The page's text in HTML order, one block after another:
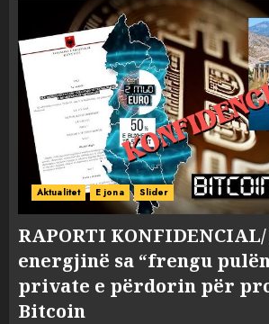
Aktualitet E jona Slider
RAPORTI
energjinë sa “frengu
private e përdorin për
Bitcoin